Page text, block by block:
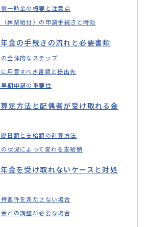
償一時金の概要と注意点
（葬祭給付）の申請手続きと時効
金の手続きの流れと必要書類
の全体的なステップ
に用意すべき書類と提出先
早期申請の重要性
定方法と配偶者が受け取れる金
礎日額と支給額の計算方法
の状況によって変わる支給額
金を受け取れないケースと対処
持要件を満たさない場合
金との調整が必要な場合